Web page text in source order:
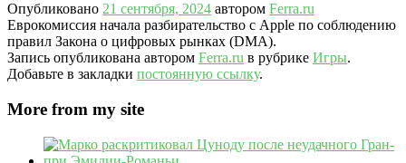
Опубликовано 21 сентября, 2024 автором Ferra.ru
Еврокомиссия начала разбирательство с Apple по соблюдению
правил Закона о цифровых рынках (DMA).
Запись опубликована автором Ferra.ru в рубрике Игры.
Добавьте в закладки постоянную ссылку.
More from my site